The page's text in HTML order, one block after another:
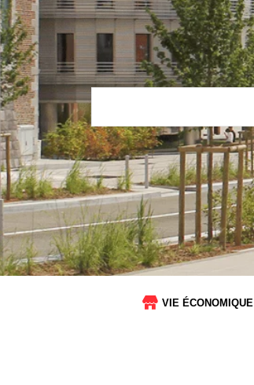
Rechercher
VIE ÉCONOMIQUE